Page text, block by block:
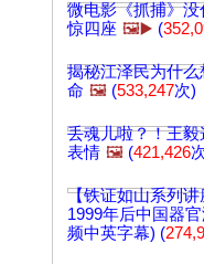
微电影《抓捕》
惊四座 🖼️▶️ (
揭秘江泽民为什
命 🖼️ (533,247次)
丢魂儿啦？！王
表情 🖼️ (421,426
【铁证如山系列
1999年后中国器
频中英字幕) (